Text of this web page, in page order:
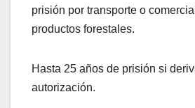
prisión por transporte o
productos forestales.
Hasta 25 años de prisión si
autorización.